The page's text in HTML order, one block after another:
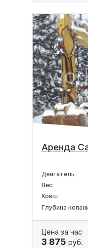
Аренда
Двигатель
Вес
Ковш
Глубина
Цена за час
3 875 руб.